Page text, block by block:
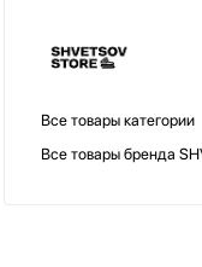
СКИДКА
Все товары категории
Все товары бренда